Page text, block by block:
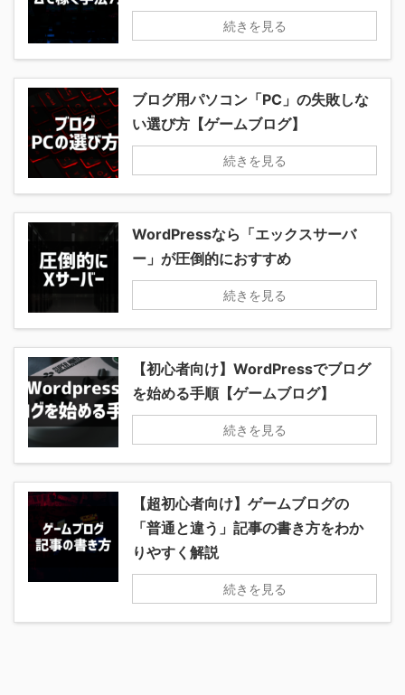
続きを見る
ブログ用パソコン「PC」の失敗しな
い選び方【ゲームブログ】
続きを見る
WordPressなら「エックスサーバ
ー」が圧倒的におすすめ
続きを見る
【初心者向け】WordPressでブログ
を始める手順【ゲームブログ】
続きを見る
【超初心者向け】ゲームブログの
「普通と違う」記事の書き方をわか
りやすく解説
続きを見る